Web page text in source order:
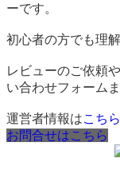
ーです。
初心者の方でも理
レビューのご依頼
い合わせフォーム
運営者情報はこち
お問合せはこちら